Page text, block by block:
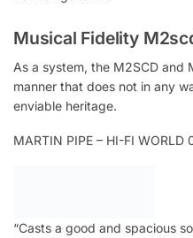
Musical Fidelity
As a system, the M2SCD and
manner that does not in any
enviable heritage.
MARTIN PIPE – HI-FI WORLD
“Casts a good and spacious